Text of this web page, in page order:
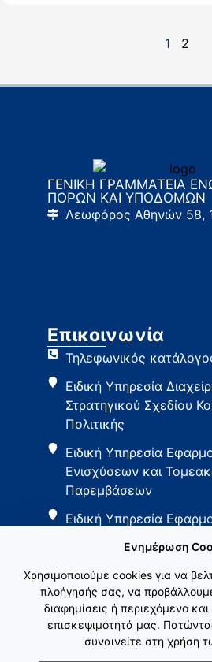
1 2
ΓΕΝΙΚΗ ΓΡΑΜΜΑΤΕΙΑ
ΠΟΡΩΝ ΚΑΙ ΥΠΟΔΟΜΩΝ
Λεωφόρος Αθηνών 58,
Επικοινωνία
Τηλεφωνικός
Ειδική Υπηρεσία
Στρατηγικού Σχεδίου
Πολιτικής
Ειδική Υπηρεσία
Ενισχύσεων και
Παρεμβάσεων
Ειδική Υπηρεσία
Ενημέρωση
Χρησιμοποιούμε cookies για να
πλοήγησής σας, να
διαφημίσεις ή περιεχόμενο
επισκεψιμότητά μας.
συναινείτε στη χρήση